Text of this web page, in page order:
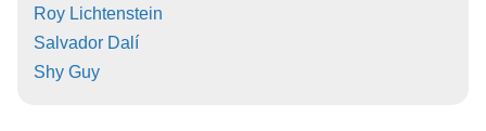
Roy Lichtenstein
Salvador Dalí
Shy Guy